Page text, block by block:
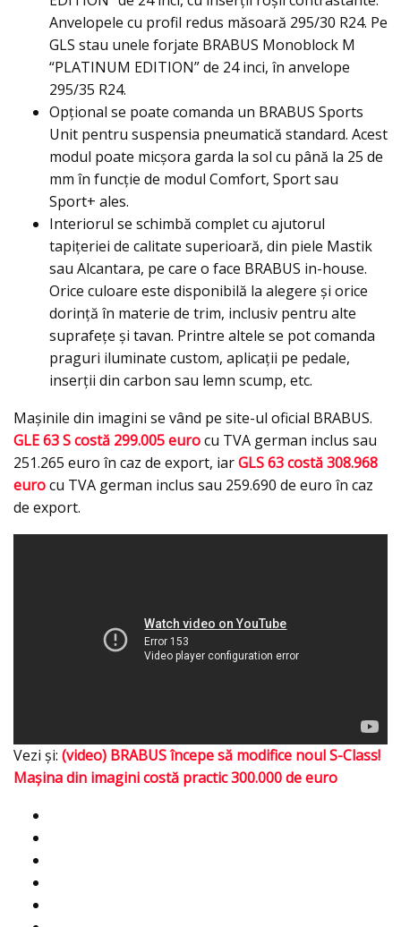
Anvelopele cu profil redus măsoară 295/30 R24. Pe
GLS stau unele forjate BRABUS Monoblock M
“PLATINUM EDITION” de 24 inci, în anvelope
295/35 R24.
Opţional se poate comanda un BRABUS Sports
Unit pentru suspensia pneumatică standard. Acest
modul poate micşora garda la sol cu până la 25 de
mm în funcţie de modul Comfort, Sport sau
Sport+ ales.
Interiorul se schimbă complet cu ajutorul
tapiţeriei de calitate superioară, din piele Mastik
sau Alcantara, pe care o face BRABUS in-house.
Orice culoare este disponibilă la alegere şi orice
dorinţă în materie de trim, inclusiv pentru alte
suprafețe și tavan. Printre altele se pot comanda
praguri iluminate custom, aplicaţii pe pedale,
inserţii din carbon sau lemn scump, etc.
Mașinile din imagini se vând pe site-ul oficial BRABUS.
GLE 63 S costă 299.005 eurocu TVA german inclus sau
251.265 euro în caz de export, iarGLS 63 costă 308.968
eurocu TVA german inclus sau 259.690 de euro în caz
de export.
Vezi şi: (video) BRABUS începe să modifice noul S-Class!
Maşina din imagini costă practic 300.000 de euro